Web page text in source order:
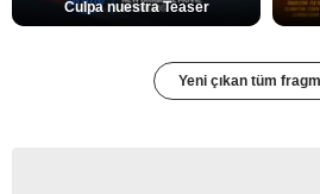
Culpa nuestra Teaser
Yeni çıkan tüm